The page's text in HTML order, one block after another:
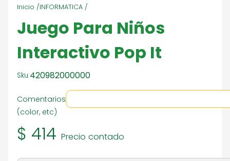
Inicio /INFORMATICA /
Juego Para Niños
Interactivo Pop It
Sku:420982000000
Comentarios
(color, etc)
$ 414 Precio contado